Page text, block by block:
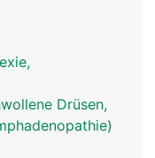
Drüsen,